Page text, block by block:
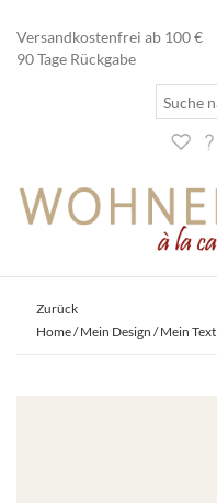
Versandkostenfrei ab 100 €
90 Tage Rückgabe
Zurück
Home/Mein Design / Mein Text